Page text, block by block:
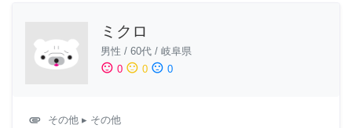
ミクロ
男性 / 60代 / 岐阜県
sentiment_satisfied 0 sentiment_neutral 0 sentiment_dissatisfied 0
attachment その他 ▸ その他